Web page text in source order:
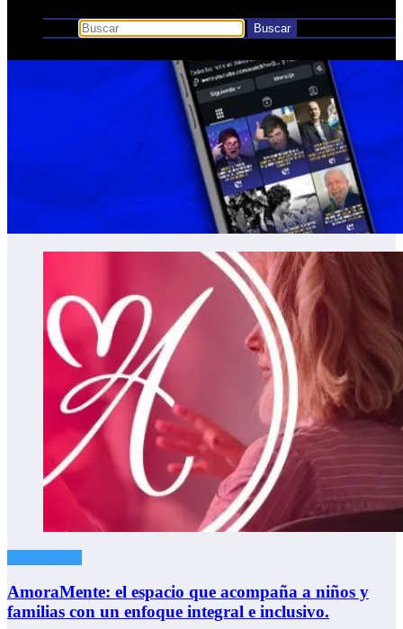
AmoraMente: el espacio que acompaña a niños y
familias con un enfoque integral e inclusivo.